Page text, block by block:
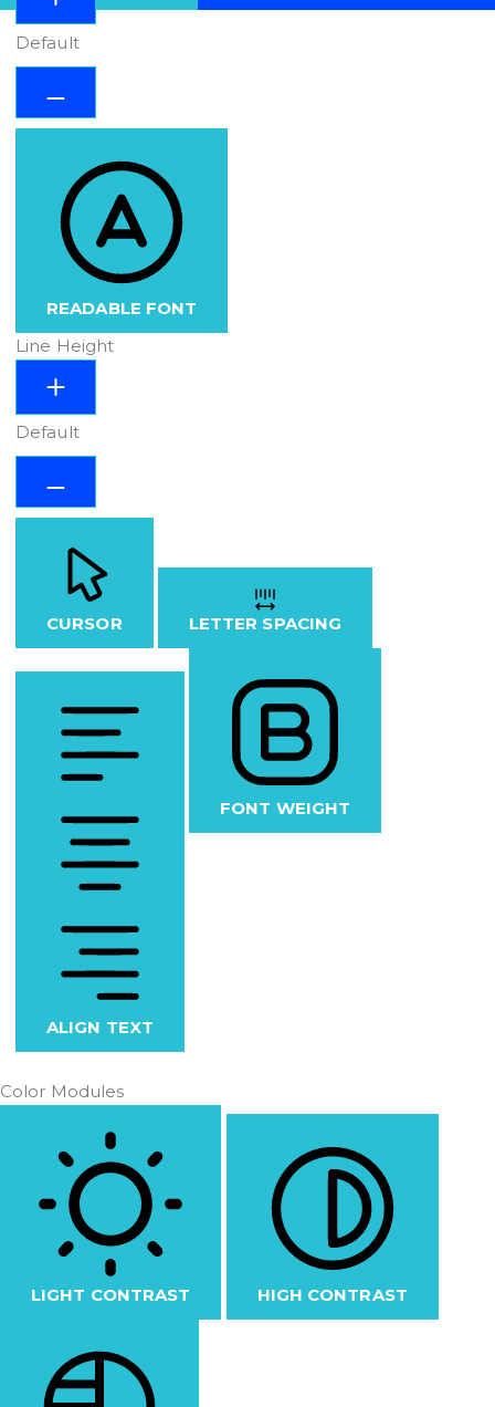
Default
READABLE FONT
Line Height
Default
CURSOR LETTER SPACING
ALIGN TEXT
FONT WEIGHT
Color Modules
LIGHT CONTRAST HIGH CONTRAST